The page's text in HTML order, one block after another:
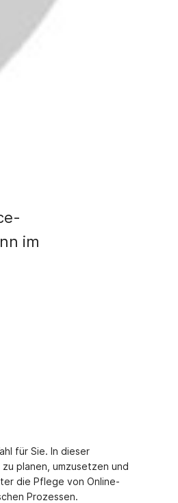
im
für Sie. In dieser
planen, umzusetzen und
die Pflege von Online-
Prozessen.